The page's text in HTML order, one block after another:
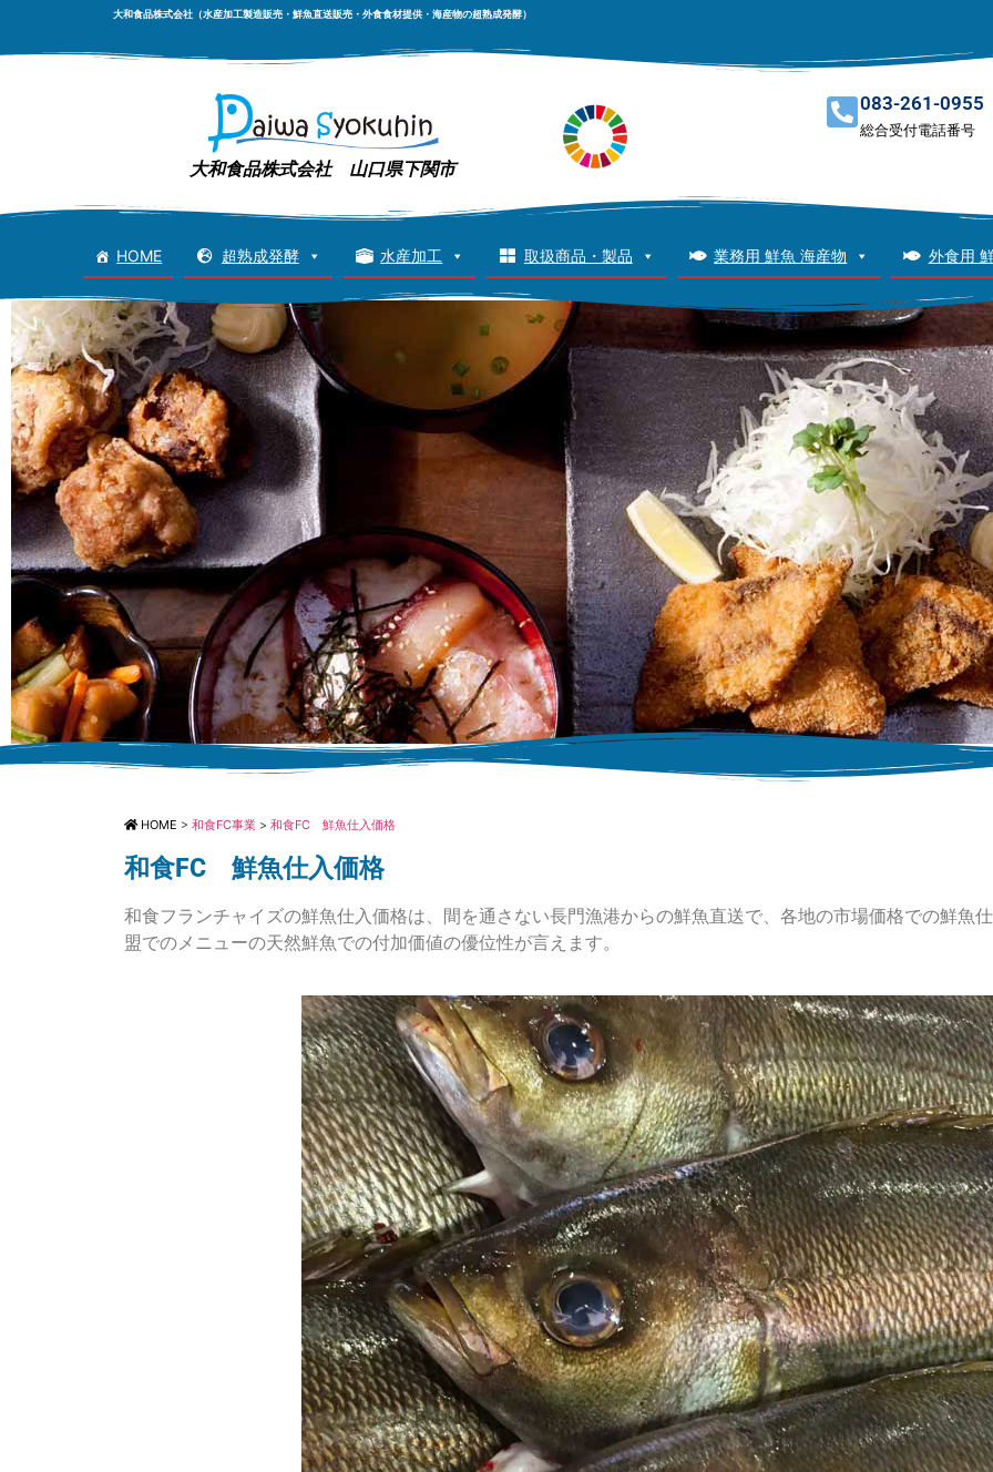
大和食品株式会社（水産加工製造販売・鮮魚直送販売・外食食材提供・海産物の超熟成発酵）
大和食品株式会社 山口県下関市
083-261-0955
総合受付電話番号
HOME 超熟成発酵 水産加工 取扱商品・製品 業務用 鮮魚 海産物 外食用
和食フランチャイズの鮮魚仕入価格は、間を通さない長門漁港からの鮮魚直送で、各
地の市場価格での鮮魚仕入が可能になります
HOME > 和食FC事業 > 和食FC 鮮魚仕入価格
和食FC 鮮魚仕入価格
和食フランチャイズの鮮魚仕入価格は、間を通さない長門漁港からの鮮魚直送で、各地の市場価格での鮮魚
盟でのメニューの天然鮮魚での付加価値の優位性が言えます。